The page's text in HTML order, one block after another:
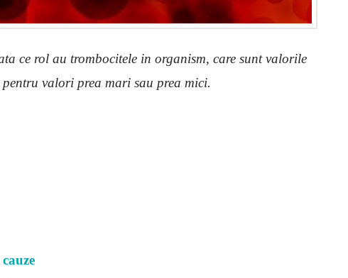
ce rol au trombocitele in organism, care sunt valorile
pentru valori prea mari sau prea mici.